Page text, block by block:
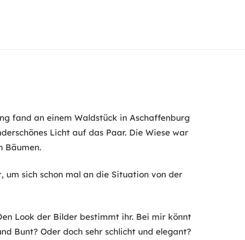
fand an einem Waldstück in Aschaffenburg
Licht auf das Paar. Die Wiese war
Bäumen.
um sich schon mal an die Situation von der
Look der Bilder bestimmt ihr. Bei mir könnt
Bunt? Oder doch sehr schlicht und elegant?